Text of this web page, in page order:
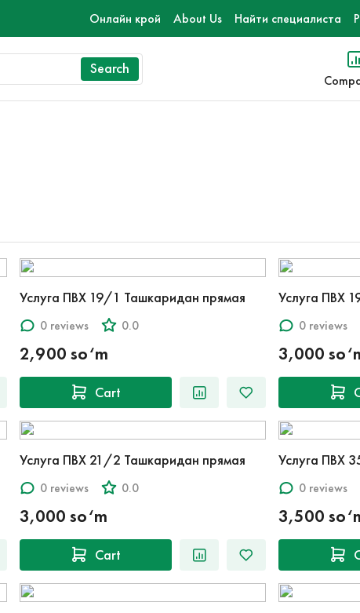
Онлайн крой About Us Найти специалиста
Search
Услуга ПВХ 19/1 Ташкаридан прямая
0 reviews 0.0
2,900 so‘m
Cart
Услуга ПВХ
0 reviews
3,000
Услуга ПВХ 21/2 Ташкаридан прямая
0 reviews 0.0
3,000 so‘m
Cart
Услуга ПВХ
0 reviews
3,500